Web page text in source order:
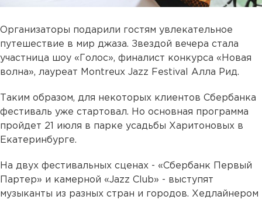
Организаторы подарили гостям увлекательное
путешествие в мир джаза. Звездой вечера стала
участница шоу «Голос», финалист конкурса «Новая
волна», лауреат Montreux Jazz Festival Алла Рид.
Таким образом, для некоторых клиентов Сбербанка
фестиваль уже стартовал. Но основная программа
пройдет 21 июля в парке усадьбы Харитоновых в
Екатеринбурге.
На двух фестивальных сценах - «Сбербанк Первый
Партер» и камерной «Jazz Club» - выступят
музыканты из разных стран и городов. Хедлайнером